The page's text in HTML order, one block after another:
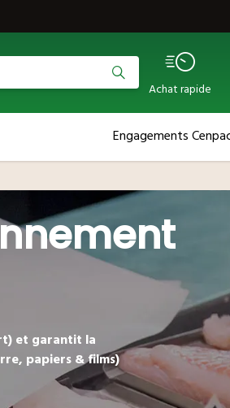
Achat rapide
Engagements
et garantit la
papiers & films)